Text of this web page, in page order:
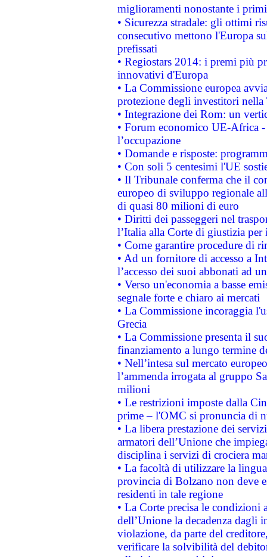
miglioramenti nonostante i
• Sicurezza stradale: gli ottimi
consecutivo mettono l'Europa
prefissati
• Regiostars 2014: i premi più
innovativi d'Europa
• La Commissione europea
protezione degli investitori
• Integrazione dei Rom: un
• Forum economico UE-Africa -
l’occupazione
• Domande e risposte:
• Con soli 5 centesimi l'UE
• Il Tribunale conferma che il
europeo di sviluppo regionale
di quasi 80 milioni di euro
• Diritti dei passeggeri nel
l’Italia alla Corte di giustizia
• Come garantire procedure di
• Ad un fornitore di accesso a
l’accesso dei suoi abbonati ad
• Verso un'economia a basse
segnale forte e chiaro ai mercati
• La Commissione incoraggia
Grecia
• La Commissione presenta il
finanziamento a lungo termine
• Nell’intesa sul mercato
l’ammenda irrogata al gruppo
milioni
• Le restrizioni imposte dalla
prime – l'OMC si pronuncia di
• La libera prestazione dei
armatori dell’Unione che
disciplina i servizi di crociera
• La facoltà di utilizzare la
provincia di Bolzano non deve
residenti in tale regione
• La Corte precisa le
dell’Unione la decadenza dagli
violazione, da parte del
verificare la solvibilità del